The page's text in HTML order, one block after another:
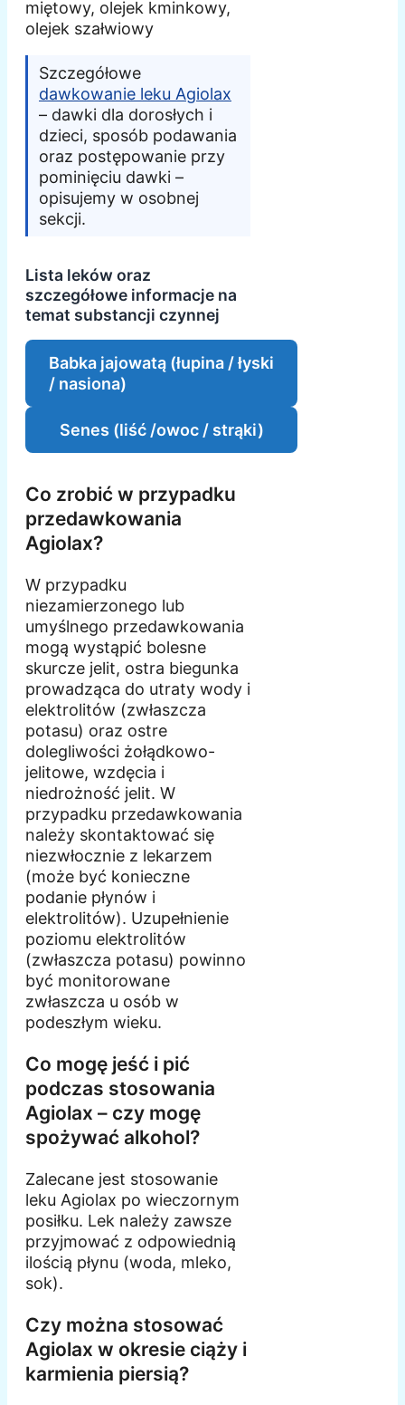
miętowy, olejek kminkowy,
olejek szałwiowy
Szczegółowe
dawkowanie leku Agiolax
– dawki dla dorosłych i
dzieci, sposób podawania
oraz postępowanie przy
pominięciu dawki –
opisujemy w osobnej
sekcji.
Lista leków oraz
szczegółowe informacje na
temat substancji czynnej
Babka jajowatą (łupina / łyski
/ nasiona)
Senes (liść /owoc / strąki)
Co zrobić w przypadku
przedawkowania
Agiolax?
W przypadku
niezamierzonego lub
umyślnego przedawkowania
mogą wystąpić bolesne
skurcze jelit, ostra biegunka
prowadząca do utraty wody i
elektrolitów (zwłaszcza
potasu) oraz ostre
dolegliwości żołądkowo-
jelitowe, wzdęcia i
niedrożność jelit. W
przypadku przedawkowania
należy skontaktować się
niezwłocznie z lekarzem
(może być konieczne
podanie płynów i
elektrolitów). Uzupełnienie
poziomu elektrolitów
(zwłaszcza potasu) powinno
być monitorowane
zwłaszcza u osób w
podeszłym wieku.
Co mogę jeść i pić
podczas stosowania
Agiolax – czy mogę
spożywać alkohol?
Zalecane jest stosowanie
leku Agiolax po wieczornym
posiłku. Lek należy zawsze
przyjmować z odpowiednią
ilością płynu (woda, mleko,
sok).
Czy można stosować
Agiolax w okresie ciąży i
karmienia piersią?